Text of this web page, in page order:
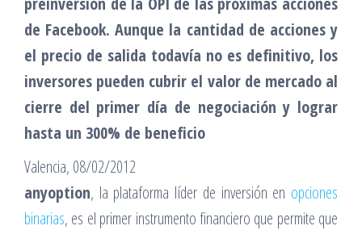
de Facebook. Aunque la cantidad de acciones y
el precio de salida todavía no es definitivo, los
inversores pueden cubrir el valor de mercado al
cierre del primer día de negociación y lograr
hasta un 300% de beneficio
Valencia, 08/02/2012
anyoption, la plataforma líder de inversión en opciones
binarias, es el primer instrumento financiero que permite que